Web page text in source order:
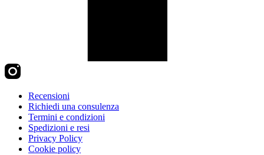
Recensioni
Richiedi una consulenza
Termini e condizioni
Spedizioni e resi
Privacy Policy
Cookie policy